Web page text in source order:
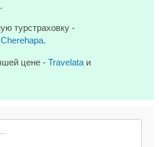
.
турстраховку -
Cherehapa.
цене - Travelataи